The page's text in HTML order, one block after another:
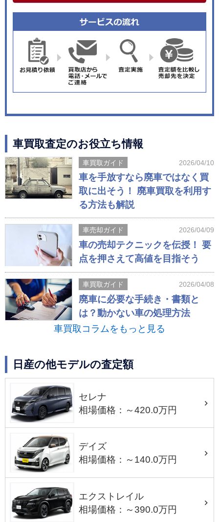
車買取査定のお役立ち情報
車買取ガイド 2026/04/10
車を手放すなら廃車ではなく買
取に出そう！ 廃車買取を利用す
る方法も解説
車売却ガイド 2026/04/09
車の売却テクニックを伝授！ 要
点を押さえて高値を目指そう
車買取ガイド 2026/04/08
廃車に必要な手続き・書類と
は？動かない車の処理方法
車買取コラムをもっと見る
日産の他モデルの査定額
セレナ
相場価格：～420.0万円
デイズ
相場価格：～140.0万円
エクストレイル
相場価格：～390.0万円